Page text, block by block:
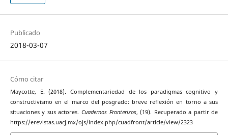
Publicado
2018-03-07
Cómo citar
Maycotte, E. (2018). Complementariedad de los paradigmas cognitivo y
constructivismo en el marco del posgrado: breve reflexión en torno a sus
situaciones y sus actores. Cuadernos Fronterizos, (19). Recuperado a partir de
https://erevistas.uacj.mx/ojs/index.php/cuadfront/article/view/2323